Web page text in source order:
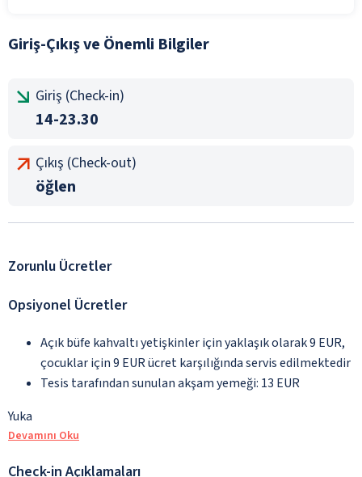
Giriş-Çıkış ve Önemli Bilgiler
Giriş (Check-in)
14-23.30
Çıkış (Check-out)
öğlen
Zorunlu Ücretler
Opsiyonel Ücretler
Açık büfe kahvaltı yetişkinler için yaklaşık olarak 9 EUR,
çocuklar için 9 EUR ücret karşılığında servis edilmektedir
Tesis tarafından sunulan akşam yemeği: 13 EUR
Yuka
Devamını Oku
Check-in Açıklamaları